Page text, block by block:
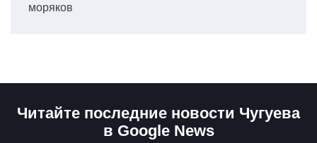
моряков
Читайте последние новости Чугуева
в Google News